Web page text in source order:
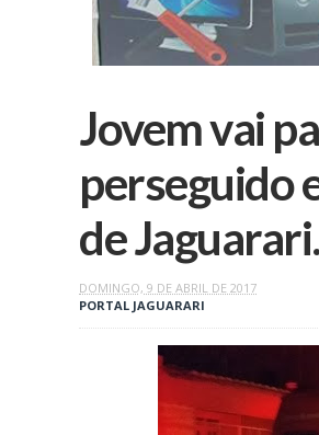
Jovem vai
perseguido
de Jaguarari.
DOMINGO, 9 DE ABRIL DE 2017
PORTAL JAGUARARI